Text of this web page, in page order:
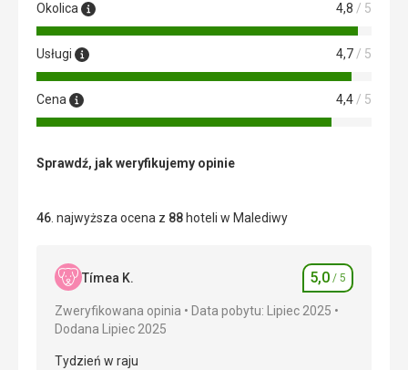
Okolica 4,8 / 5
Usługi 4,7/ 5
Cena 4,4/ 5
Sprawdź, jak weryfikujemy opinie
46. najwyższa ocena z 88 hoteli w Malediwy
Tímea K. Ocena
5,0 / 5
Zweryfikowana opinia
Data pobytu: Lipiec 2025
Dodana Lipiec 2025
Tydzień w raju